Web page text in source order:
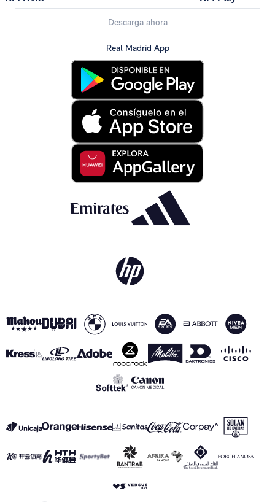
Descarga ahora
Real Madrid App